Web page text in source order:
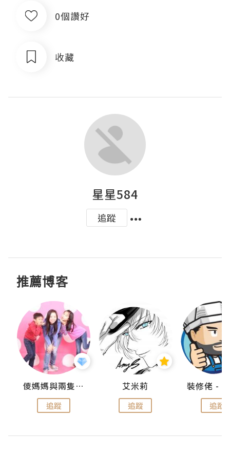
0個讚好
收藏
星星584
追蹤
推薦博客
儍媽媽與兩隻小魔怪之家
追蹤
艾米莉
追蹤 追蹤